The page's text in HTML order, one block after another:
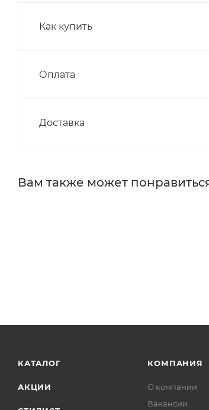
Как купить
Оплата
Доставка
Вам также может
КАТАЛОГ
АКЦИИ
КОМПАНИЯ
О компании
Вакансии